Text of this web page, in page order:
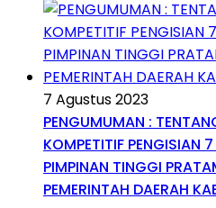
7 Agustus 2023
PENGUMUMAN :
KOMPETITIF
PIMPINAN TINGGI
PEMERINTAH DAERAH